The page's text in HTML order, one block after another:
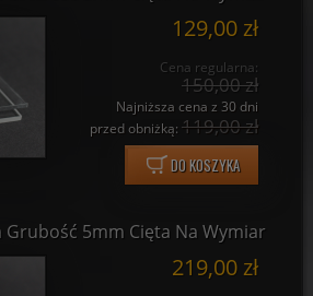
129,00 zł
Cena regularna:
150,00 zł
Najniższa cena z 30 dni
przed obniżką: 119,00 zł
DO KOSZYKA
Grubość 5mm Cięta Na Wymiar
219,00 zł